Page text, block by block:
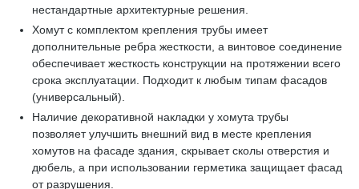
нестандартные архитектурные решения.
Хомут с комплектом крепления трубы имеет
дополнительные ребра жесткости, а винтовое соединение
обеспечивает жесткость конструкции на протяжении всего
срока эксплуатации. Подходит к любым типам фасадов
(универсальный).
Наличие декоративной накладки у хомута трубы
позволяет улучшить внешний вид в месте крепления
хомутов на фасаде здания, скрывает сколы отверстия и
дюбель, а при использовании герметика защищает фасад
от разрушения.